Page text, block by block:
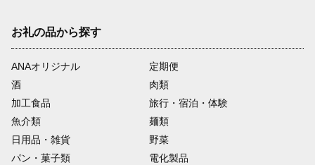
お礼の品から探す
ANAオリジナル
定期便
酒
肉類
加工食品
旅行・宿泊・体験
魚介類
麺類
日用品・雑貨
野菜
パン・菓子類
電化製品